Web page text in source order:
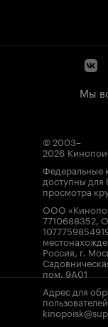
Мы
© 2003–
2026
Федеральные
доступны для
просмотра
ООО
7710688352,
Россия, г.
пом. 9А01
Адрес для